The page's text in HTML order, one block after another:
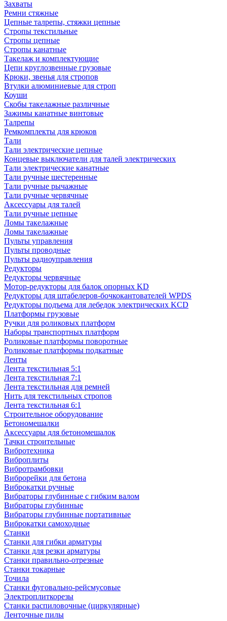
Захваты
Ремни стяжные
Цепные талрепы, стяжки цепные
Стропы текстильные
Стропы цепные
Стропы канатные
Такелаж и комплектующие
Цепи круглозвенные грузовые
Крюки, звенья для стропов
Втулки алюминиевые для строп
Коуши
Скобы такелажные различные
Зажимы канатные винтовые
Талрепы
Ремкомплекты для крюков
Тали
Тали электрические цепные
Концевые выключатели для талей электрических
Тали электрические канатные
Тали ручные шестеренные
Тали ручные рычажные
Тали ручные червячные
Аксессуары для талей
Тали ручные цепные
Ломы такелажные
Ломы такелажные
Пульты управления
Пульты проводные
Пульты радиоуправления
Редукторы
Редукторы червячные
Мотор-редукторы для балок опорных KD
Редукторы для штабелеров-бочкокантователей WPDS
Редукторы подъема для лебедок электрических KCD
Платформы грузовые
Ручки для роликовых платформ
Наборы транспортных платформ
Роликовые платформы поворотные
Роликовые платформы подкатные
Ленты
Лента текстильная 5:1
Лента текстильная 7:1
Лента текстильная для ремней
Нить для текстильных стропов
Лента текстильная 6:1
Строительное оборудование
Бетономешалки
Аксессуары для бетономешалок
Тачки строительные
Вибротехника
Виброплиты
Вибротрамбовки
Виброрейки для бетона
Виброкатки ручные
Вибраторы глубинные с гибким валом
Вибраторы глубинные
Вибраторы глубинные портативные
Виброкатки самоходные
Станки
Станки для гибки арматуры
Станки для резки арматуры
Станки правильно-отрезные
Станки токарные
Точила
Станки фуговально-рейсмусовые
Электроплиткорезы
Станки распиловочные (циркулярные)
Ленточные пилы